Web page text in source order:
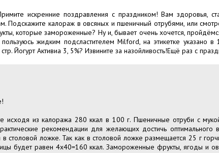
искренние поздравления с праздником! Вам здоровья,
Подскажите калораж в овсяных и пшеничный отрубями, или
которые замороженные? Ну и, бывает очень хочется,
жидким подсластителем Milford, на этикетке указано
Йогурт Активиа 3, 5%? Извините за назойливость!Ещё раз с
исходя из калоража 280 ккал в 100 г. Пшеничные отруби с
рекомендации для желающих достичь оптимального
столовой ложке. Так как в столовой ложке размещается 25 г
будет равен 4x40=160 ккал. Замороженные фрукты, ягоды и